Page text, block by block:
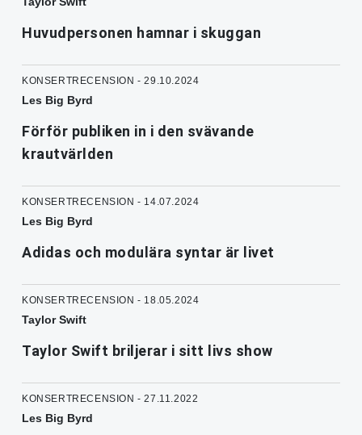
Huvudpersonen hamnar i skuggan
KONSERTRECENSION - 29.10.2024
Les Big Byrd
Förför publiken in i den svävande
krautvärlden
KONSERTRECENSION - 14.07.2024
Les Big Byrd
Adidas och modulära syntar är livet
KONSERTRECENSION - 18.05.2024
Taylor Swift
Taylor Swift briljerar i sitt livs show
KONSERTRECENSION - 27.11.2022
Les Big Byrd